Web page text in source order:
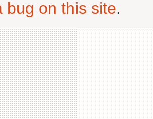
bug on this site.